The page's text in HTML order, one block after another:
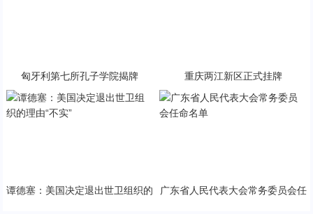
匈牙利第七所孔子学院揭牌 重庆两江新区正式挂牌
谭德塞：美国决定退出世卫组织的
广东省人民代表大会常务委员会任